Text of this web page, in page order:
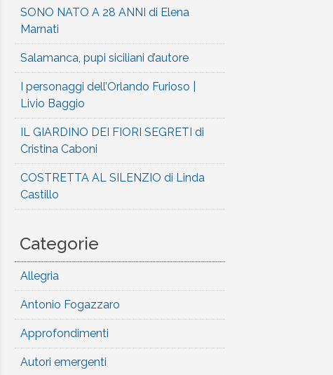
SONO NATO A 28 ANNI di Elena
Marnati
Salamanca, pupi siciliani d’autore
I personaggi dell’Orlando Furioso |
Livio Baggio
IL GIARDINO DEI FIORI SEGRETI di
Cristina Caboni
COSTRETTA AL SILENZIO di Linda
Castillo
Categorie
Allegria
Antonio Fogazzaro
Approfondimenti
Autori emergenti